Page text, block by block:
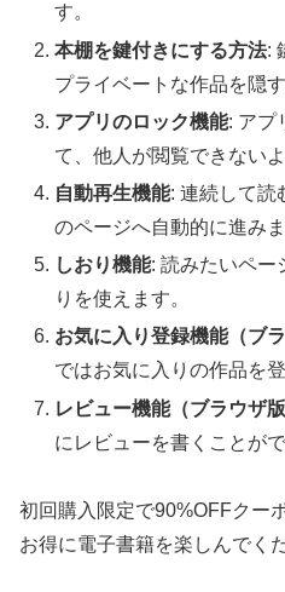
す。
本棚を鍵付きにする方法:
プライベートな作品を隠
アプリのロック機能: アプ
て、他人が閲覧できない
自動再生機能: 連続して読
のページへ自動的に進みま
しおり機能: 読みたいペー
りを使えます。
お気に入り登録機能（ブ
ではお気に入りの作品を
レビュー機能（ブラウザ版
にレビューを書くことがで
初回購入限定で90%OFFクー
お得に電子書籍を楽しんでく